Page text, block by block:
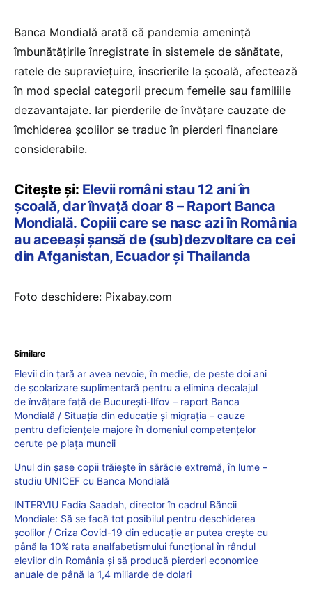
Banca Mondială arată că pandemia amenință
îmbunătățirile înregistrate în sistemele de sănătate,
ratele de supraviețuire, înscrierile la școală, afectează
în mod special categorii precum femeile sau familiile
dezavantajate. Iar pierderile de învățare cauzate de
îmchiderea școlilor se traduc în pierderi financiare
considerabile.
Citește și: Elevii români stau 12 ani în
școală, dar învață doar 8 – Raport Banca
Mondială. Copiii care se nasc azi în România
au aceeași șansă de (sub)dezvoltare ca cei
din Afganistan, Ecuador și Thailanda
Foto deschidere: Pixabay.com
Similare
Elevii din țară ar avea nevoie, în medie, de peste doi ani
de școlarizare suplimentară pentru a elimina decalajul
de învățare față de București-Ilfov – raport Banca
Mondială / Situația din educație și migrația – cauze
pentru deficiențele majore în domeniul competențelor
cerute pe piața muncii
Unul din șase copii trăiește în sărăcie extremă, în lume –
studiu UNICEF cu Banca Mondială
INTERVIU Fadia Saadah, director în cadrul Băncii
Mondiale: Să se facă tot posibilul pentru deschiderea
școlilor / Criza Covid-19 din educație ar putea crește cu
până la 10% rata analfabetismului funcțional în rândul
elevilor din România și să producă pierderi economice
anuale de până la 1,4 miliarde de dolari